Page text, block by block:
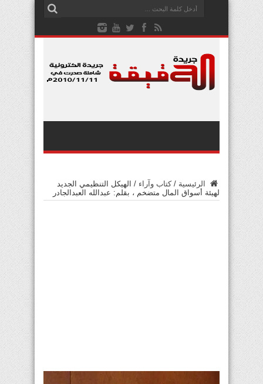
الرئيسية / كتاب وآراء / الهيكل التنظيمي الجديد
لهيئة أسواق المال متضخم ، بقلم: عبدالله العبدالجادر